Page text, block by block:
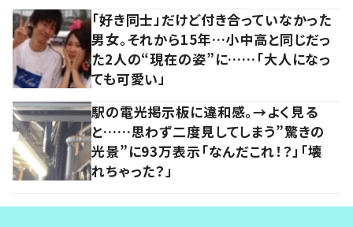
「好き同士」だけど付き合っていなかった
男女。それから15年…小中高と同じだっ
た2人の“現在の姿”に……「大人になっ
ても可愛い」
駅の電光掲示板に違和感。→よく見る
と……思わず二度見してしまう”驚きの
光景”に93万表示「なんだこれ！？」「壊
れちゃった？」